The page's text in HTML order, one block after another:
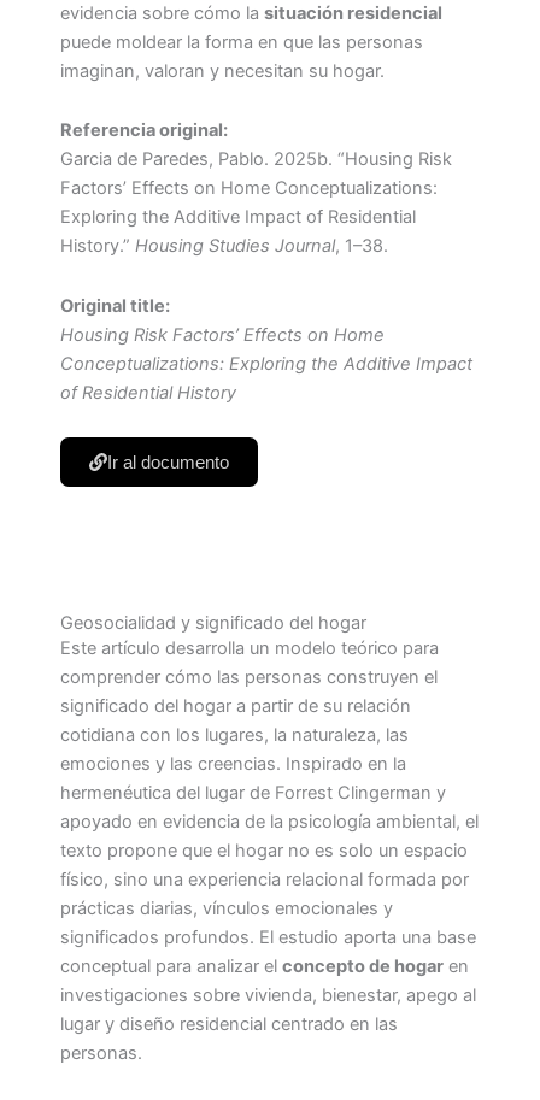
evidencia sobre cómo la situación residencial
puede moldear la forma en que las personas
imaginan, valoran y necesitan su hogar.
Referencia original:
Garcia de Paredes, Pablo. 2025b. “Housing Risk
Factors’ Effects on Home Conceptualizations:
Exploring the Additive Impact of Residential
History.” Housing Studies Journal, 1–38.
Original title:
Housing Risk Factors’ Effects on Home
Conceptualizations: Exploring the Additive Impact
of Residential History
Ir al documento
Geosocialidad y significado del hogar
Este artículo desarrolla un modelo teórico para
comprender cómo las personas construyen el
significado del hogar a partir de su relación
cotidiana con los lugares, la naturaleza, las
emociones y las creencias. Inspirado en la
hermenéutica del lugar de Forrest Clingerman y
apoyado en evidencia de la psicología ambiental, el
texto propone que el hogar no es solo un espacio
físico, sino una experiencia relacional formada por
prácticas diarias, vínculos emocionales y
significados profundos. El estudio aporta una base
conceptual para analizar el concepto de hogar en
investigaciones sobre vivienda, bienestar, apego al
lugar y diseño residencial centrado en las
personas.